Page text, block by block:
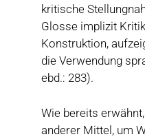
kritische
Glosse implizit
Konstruktion,
die Verwendung
ebd.: 283).
Wie bereits
anderer Mittel, um